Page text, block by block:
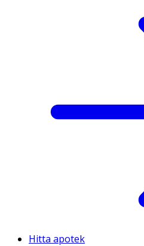
Hitta apotek